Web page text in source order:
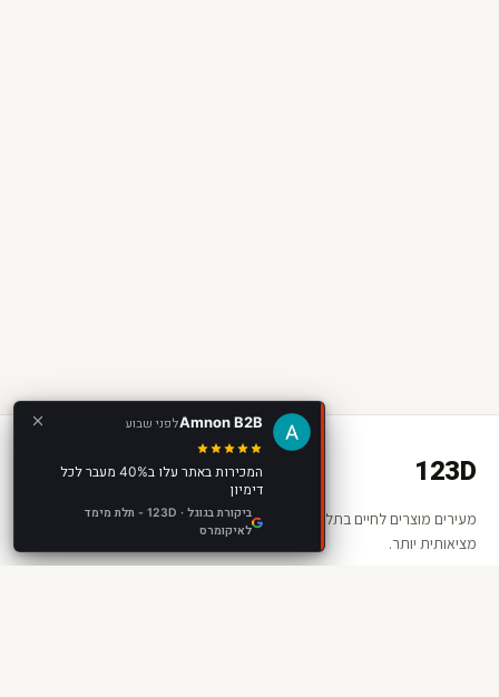
123D
מעירים מוצרים לחיים בתלת מימד ומציאות רבודה. החנות שלכם —
מציאותית יותר.
Amnon B2Bלפני שבוע
המכירות באתר עלו ב40% מעבר לכל
דימיון
ביקורת בגוגל · 123D - תלת מימד
לאיקומרס